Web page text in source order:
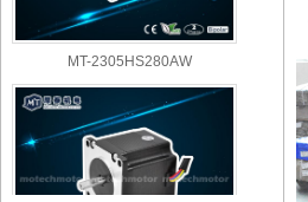
MT-2305HS280AW